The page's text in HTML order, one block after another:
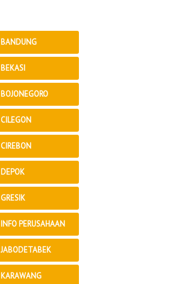
BANDUNG
BEKASI
BOJONEGORO
CILEGON
CIREBON
DEPOK
GRESIK
INFO PERUSAHAAN
JABODETABEK
KARAWANG